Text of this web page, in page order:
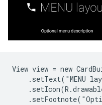
View view = new
.setText("MENU